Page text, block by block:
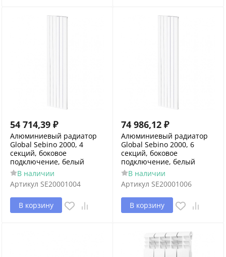
54 714,39 ₽
Алюминиевый радиатор
Global Sebino 2000, 4
секций, боковое
подключение, белый
В наличии
Артикул SE20001004
В корзину
74 986,12 ₽
Алюминиевый радиатор
Global Sebino 2000, 6
секций, боковое
подключение, белый
В наличии
Артикул SE20001006
В корзину